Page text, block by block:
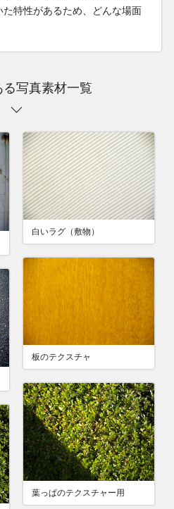
特性があるため、どんな場面
る写真素材一覧
白いラグ（敷物）
板のテクスチャ
葉っぱのテクスチャー用